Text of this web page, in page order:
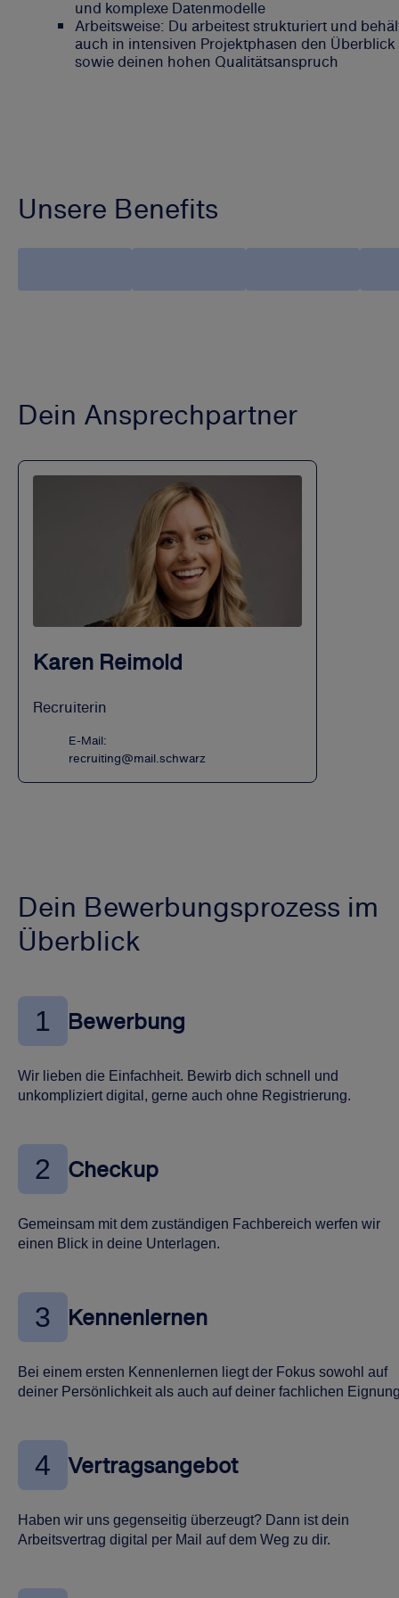
und komplexe Datenmodelle
Arbeitsweise: Du arbeitest strukturiert und
auch in intensiven Projektphasen den Überblick
sowie deinen hohen Qualitätsanspruch
Unsere Benefits
Dein Ansprechpartner
Karen Reimold
Recruiterin
E-Mail:
recruiting@mail.schwarz
Dein Bewerbungsprozess im
Überblick
1 Bewerbung
Wir lieben die Einfachheit. Bewirb dich schnell und
unkompliziert digital, gerne auch ohne Registrierung.
2 Checkup
Gemeinsam mit dem zuständigen Fachbereich werfen wir
einen Blick in deine Unterlagen.
3 Kennenlernen
Bei einem ersten Kennenlernen liegt der Fokus sowohl auf
deiner Persönlichkeit als auch auf deiner fachlichen
4 Vertragsangebot
Haben wir uns gegenseitig überzeugt? Dann ist dein
Arbeitsvertrag digital per Mail auf dem Weg zu dir.